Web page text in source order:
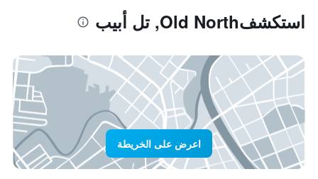
استكشفOld North, تل أبيب
اعرض على الخريطة